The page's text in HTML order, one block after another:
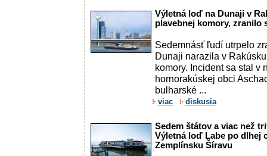
Výletná loď na Dunaji v
plavebnej komory, zranilo
Sedemnásť ľudí utrpelo
Dunaji narazila v
komory. Incident sa stal v
hornorakúskej obci
bulharské ...
viac diskusia
Sedem štátov a viac než
Výletná loď Labe po dlhej
Zemplínsku Šíravu